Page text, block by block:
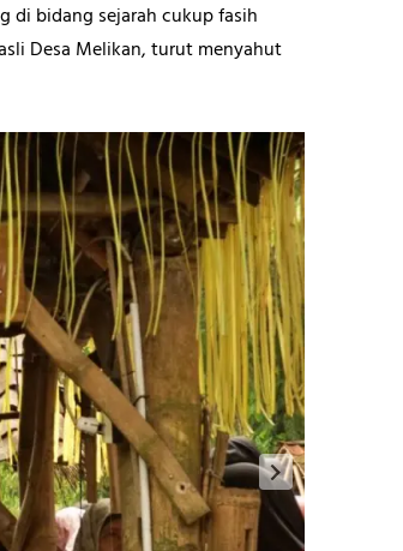
di bidang sejarah cukup fasih
Desa Melikan, turut menyahut